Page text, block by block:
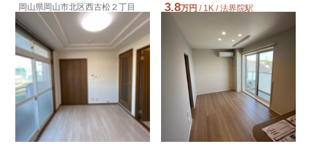
岡山県岡山市北区西古松２丁目
3.8万円 / 1K / 法界院駅